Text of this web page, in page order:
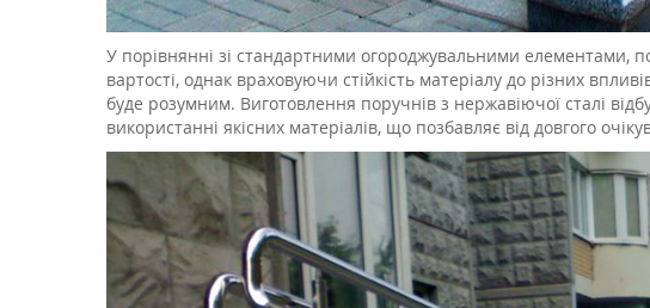
У порівнянні зі стандартними огороджувальними елементами,
вартості, однак враховуючи стійкість матеріалу до різних
буде розумним. Виготовлення поручнів з нержавіючої сталі
використанні якісних матеріалів, що позбавляє від довгого